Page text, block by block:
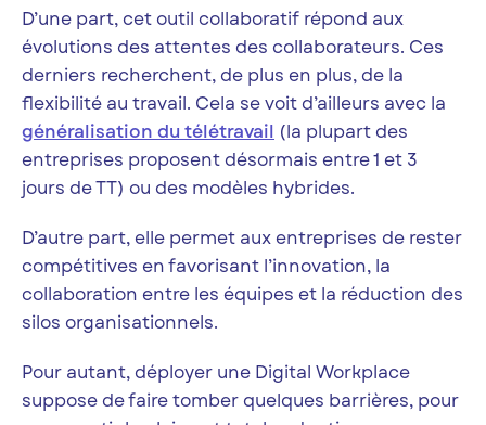
D’une part, cet outil collaboratif répond aux
évolutions des attentes des collaborateurs. Ces
derniers recherchent, de plus en plus, de la
flexibilité au travail. Cela se voit d’ailleurs avec la
généralisation du télétravail (la plupart des
entreprises proposent désormais entre 1 et 3
jours de TT) ou des modèles hybrides.
D’autre part, elle permet aux entreprises de rester
compétitives en favorisant l’innovation, la
collaboration entre les équipes et la réduction des
silos organisationnels.
Pour autant, déployer une Digital Workplace
suppose de faire tomber quelques barrières, pour